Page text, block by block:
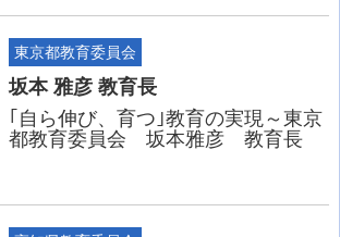
東京都教育委員会
坂本 雅彦 教育長
｢自ら伸び、育つ｣教育の実現～東京
都教育委員会 坂本雅彦 教育長